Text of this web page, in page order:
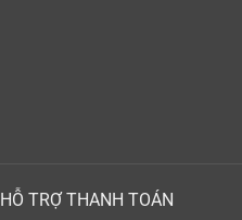
HỖ TRỢ THANH TOÁN